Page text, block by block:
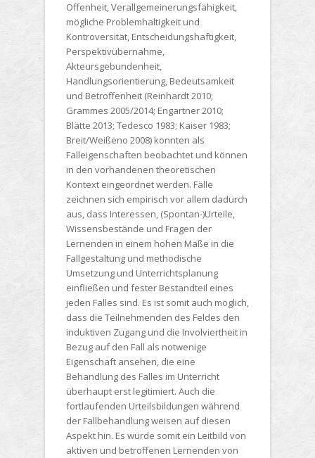
Offenheit, Verallgemeinerungsfähigkeit,
mögliche Problemhaltigkeit und
Kontroversität, Entscheidungshaftigkeit,
Perspektivübernahme,
Akteursgebundenheit,
Handlungsorientierung, Bedeutsamkeit
und Betroffenheit (Reinhardt 2010;
Grammes 2005/2014; Engartner 2010;
Blätte 2013; Tedesco 1983; Kaiser 1983;
Breit/Weißeno 2008) konnten als
Falleigenschaften beobachtet und können
in den vorhandenen theoretischen
Kontext eingeordnet werden. Fälle
zeichnen sich empirisch vor allem dadurch
aus, dass Interessen, (Spontan-)Urteile,
Wissensbestände und Fragen der
Lernenden in einem hohen Maße in die
Fallgestaltung und methodische
Umsetzung und Unterrichtsplanung
einfließen und fester Bestandteil eines
jeden Falles sind. Es ist somit auch möglich,
dass die Teilnehmenden des Feldes den
induktiven Zugang und die Involviertheit in
Bezug auf den Fall als notwenige
Eigenschaft ansehen, die eine
Behandlung des Falles im Unterricht
überhaupt erst legitimiert. Auch die
fortlaufenden Urteilsbildungen während
der Fallbehandlung weisen auf diesen
Aspekt hin. Es würde somit ein Leitbild von
aktiven und betroffenen Lernenden von